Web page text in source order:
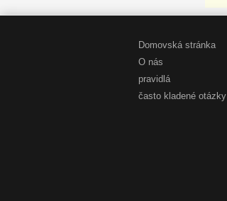
Domovská stránka
O nás
pravidlá
často kladené otázky